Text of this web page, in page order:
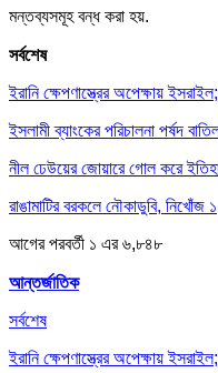
মন্তব্যসমূহ বন্ধ করা হয়.
সর্বশেষ
ইরানি ক্ষেপণাস্ত্রের অপেক্ষায়
ইসলামী ব্যাংকের পরিচালনা পর্ষদ
নীল ঢেউয়ের জোয়ারে গোল করে
রাঙামাটির বরকলে নৌকাডুবি, নিখোঁজ ১
আগেরপরবর্তী ১ এর ৬,৮৪৮
আন্তর্জাতিক
সর্বশেষ
ইরানি ক্ষেপণাস্ত্রের অপেক্ষায়